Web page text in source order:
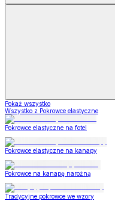
Pokaż wszystko
Wszystko z Pokrowce elastyczne
Pokrowce elastyczne na fotel
Pokrowce elastyczne na kanapy
Pokrowce na kanapę narożną
Tradycyjne pokrowce we wzory